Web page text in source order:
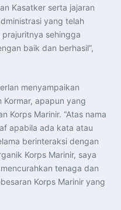
Kasatker serta jajaran
yang telah
sehingga
baik dan berhasil”,
menyampaikan
Kormar, apapun yang
Korps Marinir. “Atas nama
apabila ada kata atau
berinteraksi dengan
Korps Marinir, saya
tenaga dan
Korps Marinir yang